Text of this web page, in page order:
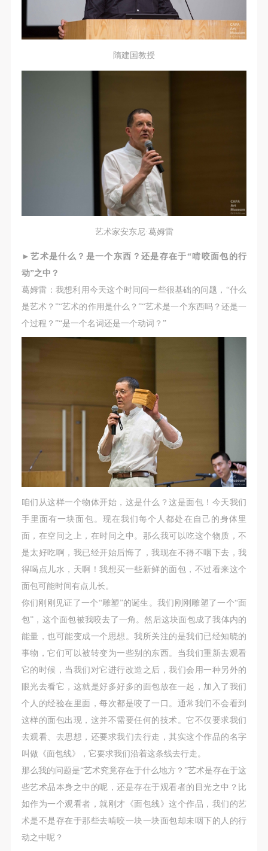
隋建国教授
艺术家安东尼·葛姆雷
► 艺术是什么？是一个东西？还是存在于“啃咬面包的行
动”之中？
葛姆雷：我想利用今天这个时间问一些很基础的问题，“什么
是艺术？”“艺术的作用是什么？”“艺术是一个东西吗？还是一
个过程？”“是一个名词还是一个动词？”
咱们从这样一个物体开始，这是什么？这是面包！今天我们
手里面有一块面包。现在我们每个人都处在自己的身体里
面，在空间之上，在时间之中。那么我可以吃这个物质，不
是太好吃啊，我已经开始后悔了，我现在不得不咽下去，我
得喝点儿水，天啊！我想买一些新鲜的面包，不过看来这个
面包可能时间有点儿长。
你们刚刚见证了一个“雕塑”的诞生。我们刚刚雕塑了一个“面
包”，这个面包被我咬去了一角。然后这块面包成了我体内的
能量，也可能变成一个思想。我所关注的是我们已经知晓的
事物，它们可以被转变为一些别的东西。当我们重新去观看
它的时候，当我们对它进行改造之后，我们会用一种另外的
眼光去看它，这就是好多好多的面包放在一起，加入了我们
个人的经验在里面，每次都是咬了一口。通常我们不会看到
这样的面包出现，这并不需要任何的技术。它不仅要求我们
去观看、去思想，还要求我们去行走，其实这个作品的名字
叫做《面包线》，它要求我们沿着这条线去行走。
那么我的问题是“艺术究竟存在于什么地方？”艺术是存在于这
些艺术品本身之中的呢，还是存在于观看者的目光之中？比
如作为一个观看者，就刚才《面包线》这个作品，我们的艺
术是不是存在于那些去啃咬一块一块面包却未咽下的人 的行
动之中呢？
励参加者自行购买人身安全保险。活动中一旦出现事
故，活动中任何非事故当事人及美术馆将不承担人身
事故的任何责任，但有互相援助的义务。参加活动的
成员应当积极主动的组织实施救援工作，但对事故本
身不承担任何法律责任和经济责任。参加本次活动者
参加活动者在此次活动期间应主动遵守美术馆活动秩
序、维护美术馆场地及展示、展览、馆藏艺术作品及
衍生品的安全。活动中一旦因个人原因造成美术馆场
地、空间、艺术品、衍生品等受到不同程度的损失、
破坏。活动中任何非事故当事人及美术馆将不承担相
应的责任与损失，应由参与活动者根据相应的法律条
第六条
参与活动者在参与活动时应当在美术馆工作人员及活
动导师、教师指导下进行，并正确的使用活动中所涉
及到的绘画工具、创作材料及配套设备、设施，若参
与者因个人原因在使用相应绘画工具、创作材料及配
套设备、设施造成个人受伤、伤害他人及造成相应工
当承当相应的全部责任，并主动赔偿相应的经济损
失。活动中任何非事故当事人及美术馆将不承担人身
事故的任何责任。
中央美术学院美术馆肖像权许可使用协议
根据《中华人民共和国广告法》、《中华人民共和国
民法通则》以及 最高人民法院关于贯彻执行 《中华
人民共和国民法通则》若干问题的意见（试行）>的
有关规定，为明确肖像许可方（甲方）和使用方（乙
方）的权利义务关系，经双方友好协商，甲乙双方就
带有甲方肖像的作品的使用达成如下一致协议：
一、 一般约定
（1）、甲方为本协议中的肖像权人，自愿将自己的
肖像权许可乙方作符合本协议约定和法律规定的用
途。
（2）、乙方中央美术学院美术馆是一所具有标志
性、专业性、国际化的现代公共美术馆。中央美术学
院美术馆与时代同行，努力塑造一个开放、自由、学
术的空间氛围，竭诚与各单位、企业、机构、艺术家
和观众进行良好互动。以学院的学术研究为基础，积
极策划国际、国内多视角、多领域的展览、论坛及公
共教育活动，为美院师生、中外艺术家以及社会公众
提供一个交流、学习、展示的平台。作为一家公益性
单位，其开展的公共教育活动以学术性和公益性为
主。
（3）、乙方为甲方拍摄中央美术学院公共教育部所
有公教活动。
二、拍摄内容、使用形式、使用地域范围
（1）、拍摄内容 乙方拍摄的带有甲方肖像的作品内
容包括：①中央美术学院美术馆②中央美术学院校园
励参加者自行购买人身安全保险。活动中一旦出现事
故，活动中任何非事故当事人及美术馆将不承担人身
事故的任何责任，但有互相援助的义务。参加活动的
成员应当积极主动的组织实施救援工作，但对事故本
身不承担任何法律责任和经济责任。参加本次活动者
参加活动者在此次活动期间应主动遵守美术馆活动秩
序、维护美术馆场地及展示、展览、馆藏艺术作品及
衍生品的安全。活动中一旦因个人原因造成美术馆场
地、空间、艺术品、衍生品等受到不同程度的损失、
破坏。活动中任何非事故当事人及美术馆将不承担相
应的责任与损失，应由参与活动者根据相应的法律条
第六条
参与活动者在参与活动时应当在美术馆工作人员及活
动导师、教师指导下进行，并正确的使用活动中所涉
及到的绘画工具、创作材料及配套设备、设施，若参
与者因个人原因在使用相应绘画工具、创作材料及配
套设备、设施造成个人受伤、伤害他人及造成相应工
当承当相应的全部责任，并主动赔偿相应的经济损
失。活动中任何非事故当事人及美术馆将不承担人身
事故的任何责任。
中央美术学院美术馆肖像权许可使用协议
根据《中华人民共和国广告法》、《中华人民共和国
民法通则》以及 最高人民法院关于贯彻执行 《中华
人民共和国民法通则》若干问题的意见（试行）>的
有关规定，为明确肖像许可方（甲方）和使用方（乙
方）的权利义务关系，经双方友好协商，甲乙双方就
带有甲方肖像的作品的使用达成如下一致协议：
一、 一般约定
（1）、甲方为本协议中的肖像权人，自愿将自己的
肖像权许可乙方作符合本协议约定和法律规定的用
途。
（2）、乙方中央美术学院美术馆是一所具有标志
性、专业性、国际化的现代公共美术馆。中央美术学
院美术馆与时代同行，努力塑造一个开放、自由、学
术的空间氛围，竭诚与各单位、企业、机构、艺术家
和观众进行良好互动。以学院的学术研究为基础，积
极策划国际、国内多视角、多领域的展览、论坛及公
共教育活动，为美院师生、中外艺术家以及社会公众
提供一个交流、学习、展示的平台。作为一家公益性
单位，其开展的公共教育活动以学术性和公益性为
主。
（3）、乙方为甲方拍摄中央美术学院公共教育部所
有公教活动。
二、拍摄内容、使用形式、使用地域范围
（1）、拍摄内容 乙方拍摄的带有甲方肖像的作品内
容包括：①中央美术学院美术馆②中央美术学院校园
励参加者自行购买人身安全保险。活动中一旦出现事
故，活动中任何非事故当事人及美术馆将不承担人身
事故的任何责任，但有互相援助的义务。参加活动的
成员应当积极主动的组织实施救援工作，但对事故本
身不承担任何法律责任和经济责任。参加本次活动者
参加活动者在此次活动期间应主动遵守美术馆活动秩
序、维护美术馆场地及展示、展览、馆藏艺术作品及
衍生品的安全。活动中一旦因个人原因造成美术馆场
地、空间、艺术品、衍生品等受到不同程度的损失、
破坏。活动中任何非事故当事人及美术馆将不承担相
应的责任与损失，应由参与活动者根据相应的法律条
第六条
参与活动者在参与活动时应当在美术馆工作人员及活
动导师、教师指导下进行，并正确的使用活动中所涉
及到的绘画工具、创作材料及配套设备、设施，若参
与者因个人原因在使用相应绘画工具、创作材料及配
套设备、设施造成个人受伤、伤害他人及造成相应工
当承当相应的全部责任，并主动赔偿相应的经济损
失。活动中任何非事故当事人及美术馆将不承担人身
事故的任何责任。
中央美术学院美术馆肖像权许可使用协议
根据《中华人民共和国广告法》、《中华人民共和国
民法通则》以及 最高人民法院关于贯彻执行 《中华
人民共和国民法通则》若干问题的意见（试行）>的
有关规定，为明确肖像许可方（甲方）和使用方（乙
方）的权利义务关系，经双方友好协商，甲乙双方就
带有甲方肖像的作品的使用达成如下一致协议：
一、 一般约定
（1）、甲方为本协议中的肖像权人，自愿将自己的
肖像权许可乙方作符合本协议约定和法律规定的用
途。
（2）、乙方中央美术学院美术馆是一所具有标志
性、专业性、国际化的现代公共美术馆。中央美术学
院美术馆与时代同行，努力塑造一个开放、自由、学
术的空间氛围，竭诚与各单位、企业、机构、艺术家
和观众进行良好互动。以学院的学术研究为基础，积
极策划国际、国内多视角、多领域的展览、论坛及公
共教育活动，为美院师生、中外艺术家以及社会公众
提供一个交流、学习、展示的平台。作为一家公益性
单位，其开展的公共教育活动以学术性和公益性为
主。
（3）、乙方为甲方拍摄中央美术学院公共教育部所
有公教活动。
二、拍摄内容、使用形式、使用地域范围
（1）、拍摄内容 乙方拍摄的带有甲方肖像的作品内
容包括：①中央美术学院美术馆②中央美术学院校园